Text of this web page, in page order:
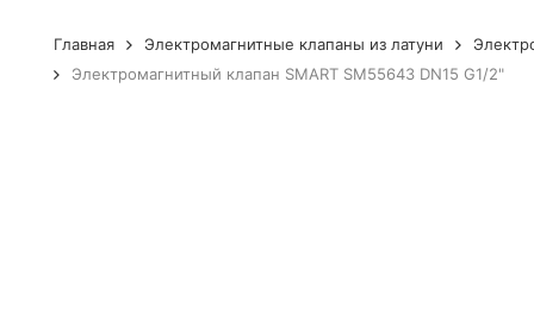
Главная Электромагнитные клапаны из латуни
Электромагнитный клапан SMART SM55643 DN15 G1/2"